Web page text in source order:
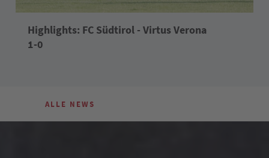
Highlights: FC Südtirol - Virtus Verona
1-0
ALLE NEWS